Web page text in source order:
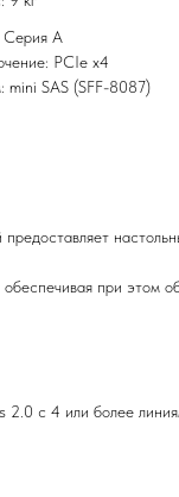
Серия A
PCIe x4
mini SAS (SFF-8087)
при этом
2.0 с 4 или более